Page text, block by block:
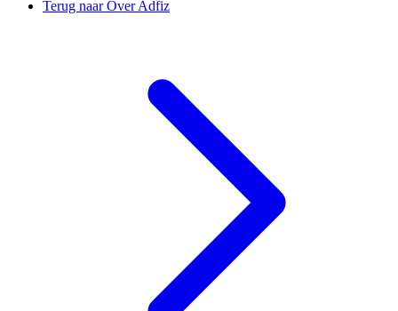
Terug naar Over Adfiz